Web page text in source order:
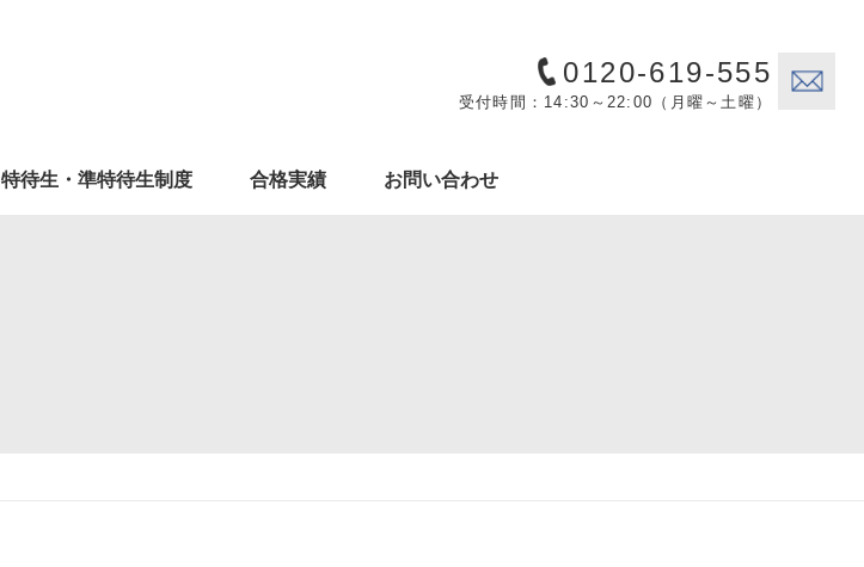
0120-619-555
受付時間：14:30～22:00（月曜～土曜）
特待生・準特待生制度 合格実績 お問い合わせ